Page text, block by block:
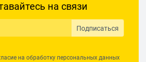
на связи
Подписаться
на обработку персональных данных